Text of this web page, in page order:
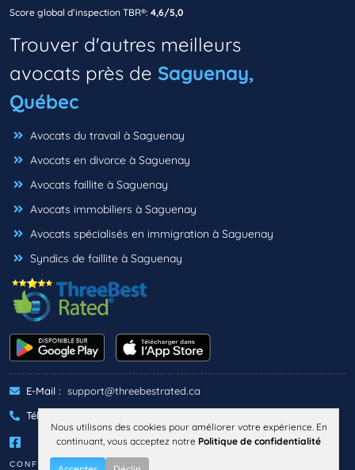
Score global d’inspection TBR®: 4,6/5,0
Trouver d'autres meilleurs
avocats près de Saguenay,
Québec
Avocats du travail à Saguenay
Avocats en divorce à Saguenay
Avocats faillite à Saguenay
Avocats immobiliers à Saguenay
Avocats spécialisés en immigration à Saguenay
Syndics de faillite à Saguenay
E-Mail : support@threebestrated.ca
Téléphone :
CONFIDENTIALITÉ TERMES
Nous utilisons des cookies pour améliorer votre expérience. En
continuant, vous acceptez notre Politique de confidentialité